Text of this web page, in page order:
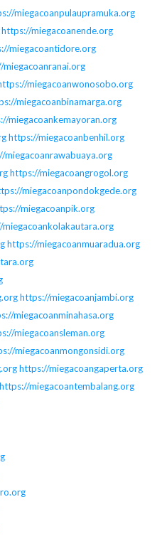
miegacoanpulaupramuka.org
https://miegacoanende.org
miegacoantidore.org
miegacoanwonosobo.org
miegacoanbinamarga.org
miegacoankemayoran.org
https://miegacoanbenhil.org
miegacoanrawabuaya.org
https://miegacoangrogol.org
miegacoanpondokgede.org
miegacoanpik.org
https://miegacoanmuaradua.org
https://miegacoanjambi.org
miegacoanminahasa.org
miegacoansleman.org
miegacoanmongonsidi.org
https://miegacoangaperta.org
https://miegacoantembalang.org